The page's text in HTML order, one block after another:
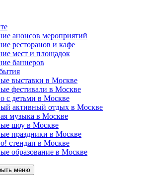
анонсов мероприятий
ресторанов и кафе
мест и площадок
баннеров
выставки в Москве
фестивали в Москве
с детьми в Москве
активный отдых в Москве
музыка в Москве
шоу в Москве
праздники в Москве
стендап в Москве
образование в Москве
меню